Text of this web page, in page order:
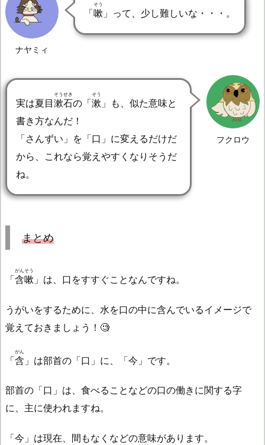
ナヤミィ
「嗽
そう
」って、少し難しいな・・・。
フクロウ
実は夏目漱石
そうせき
の「漱
そう
」も、似た意味と
書き方なんだ！
「さんずい」を「口」に変えるだけだ
から、これなら覚えやすくなりそうだ
ね。
まとめ
「含嗽
がんそう
」は、口をすすぐことなんですね。
うがいをするために、水を口の中に含んでいるイメージで
覚えておきましょう！🧐
「含
がん
」は部首の「口」に、「今」です。
部首の「口」は、食べることなどの口の働きに関する字
に、主に使われますね。
「今」は現在、間もなくなどの意味があります。